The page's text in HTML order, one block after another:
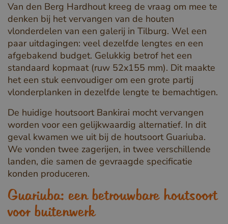
Van den Berg Hardhout kreeg de vraag om mee te
denken bij het vervangen van de houten
vlonderdelen van een galerij in Tilburg. Wel een
paar uitdagingen: veel dezelfde lengtes en een
afgebakend budget. Gelukkig betrof het een
standaard kopmaat (ruw 52x155 mm). Dit maakte
het een stuk eenvoudiger om een grote partij
vlonderplanken in dezelfde lengte te bemachtigen.
De huidige houtsoort Bankirai mocht vervangen
worden voor een gelijkwaardig alternatief. In dit
geval kwamen we uit bij de houtsoort Guariuba.
We vonden twee zagerijen, in twee verschillende
landen, die samen de gevraagde specificatie
konden produceren.
Guariuba: een betrouwbare houtsoort
voor buitenwerk